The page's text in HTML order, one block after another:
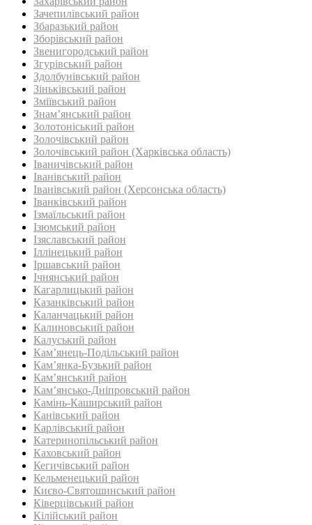
Зачепилівський район
Збаразький район‎
Зборівський район
Звенигородський район
Згурівський район
Здолбунівський район‎
Зіньківський район‎
Зміївський район
Знам’янський район
Золотоніський район
Золочівський район
Золочівський район (Харківська область)
Іваничівський район‎
Іванівський район
Іванівський район (Херсонська область)
Іванківський район
Ізмаїльський район
Ізюмський район
Ізяславський район
Іллінецький район
Іршавський район
Ічнянський район
Кагарлицький район
Казанківський район‎
Каланчацький район
Калиновський район
Калуський район
Кам’янець-Подільський район
Кам’янка-Бузький район
Кам’янський район
Кам’янсько-Дніпровський район‎
Камінь-Каширський район
Канівський район
Карлівський район
Катеринопільський район
Каховський район
Кегичівський район
Кельменецький район
Києво-Святошинський район
Ківерцівський район‎
Кілійський район